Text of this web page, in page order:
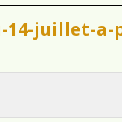
juillet-a-